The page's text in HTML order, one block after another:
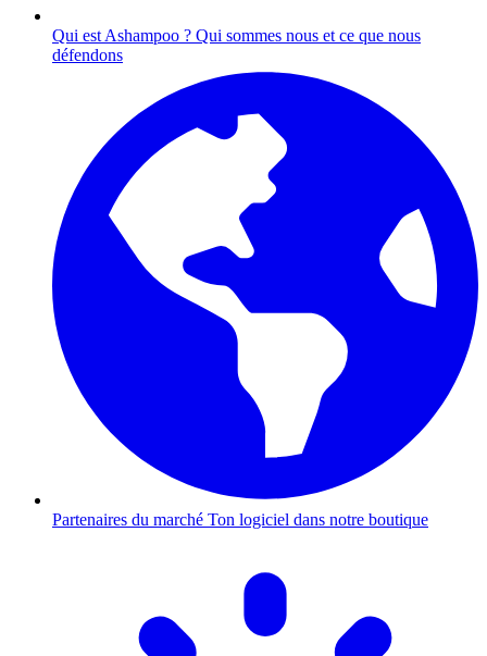
Qui est Ashampoo ? Qui sommes nous et ce que nous
défendons
Partenaires du marché Ton logiciel dans notre boutique